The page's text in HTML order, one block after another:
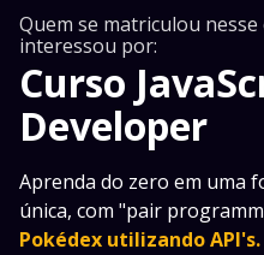
Quem se matriculou
interessou por:
Curso
Developer
Aprenda do zero em uma
única, com "pair
Pokédex utilizando API's.